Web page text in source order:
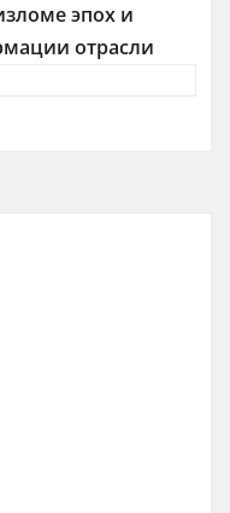
эпох и
отрасли